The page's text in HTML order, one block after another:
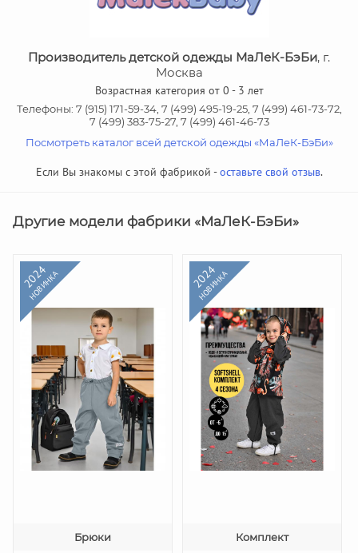
Производитель детской одежды МаЛеК-БэБи, г.
Москва
Возрастная категория от 0 - 3 лет
Телефоны: 7 (915) 171-59-34, 7 (499) 495-19-25, 7 (499) 461-73-72,
7 (499) 383-75-27, 7 (499) 461-46-73
Посмотреть каталог всей детской одежды «МаЛеК-БэБи»
Если Вы знакомы с этой фабрикой -оставьте свой отзыв.
Другие модели фабрики «МаЛеК-БэБи»
2024
НОВИНКА
Брюки
2024
НОВИНКА
Комплект